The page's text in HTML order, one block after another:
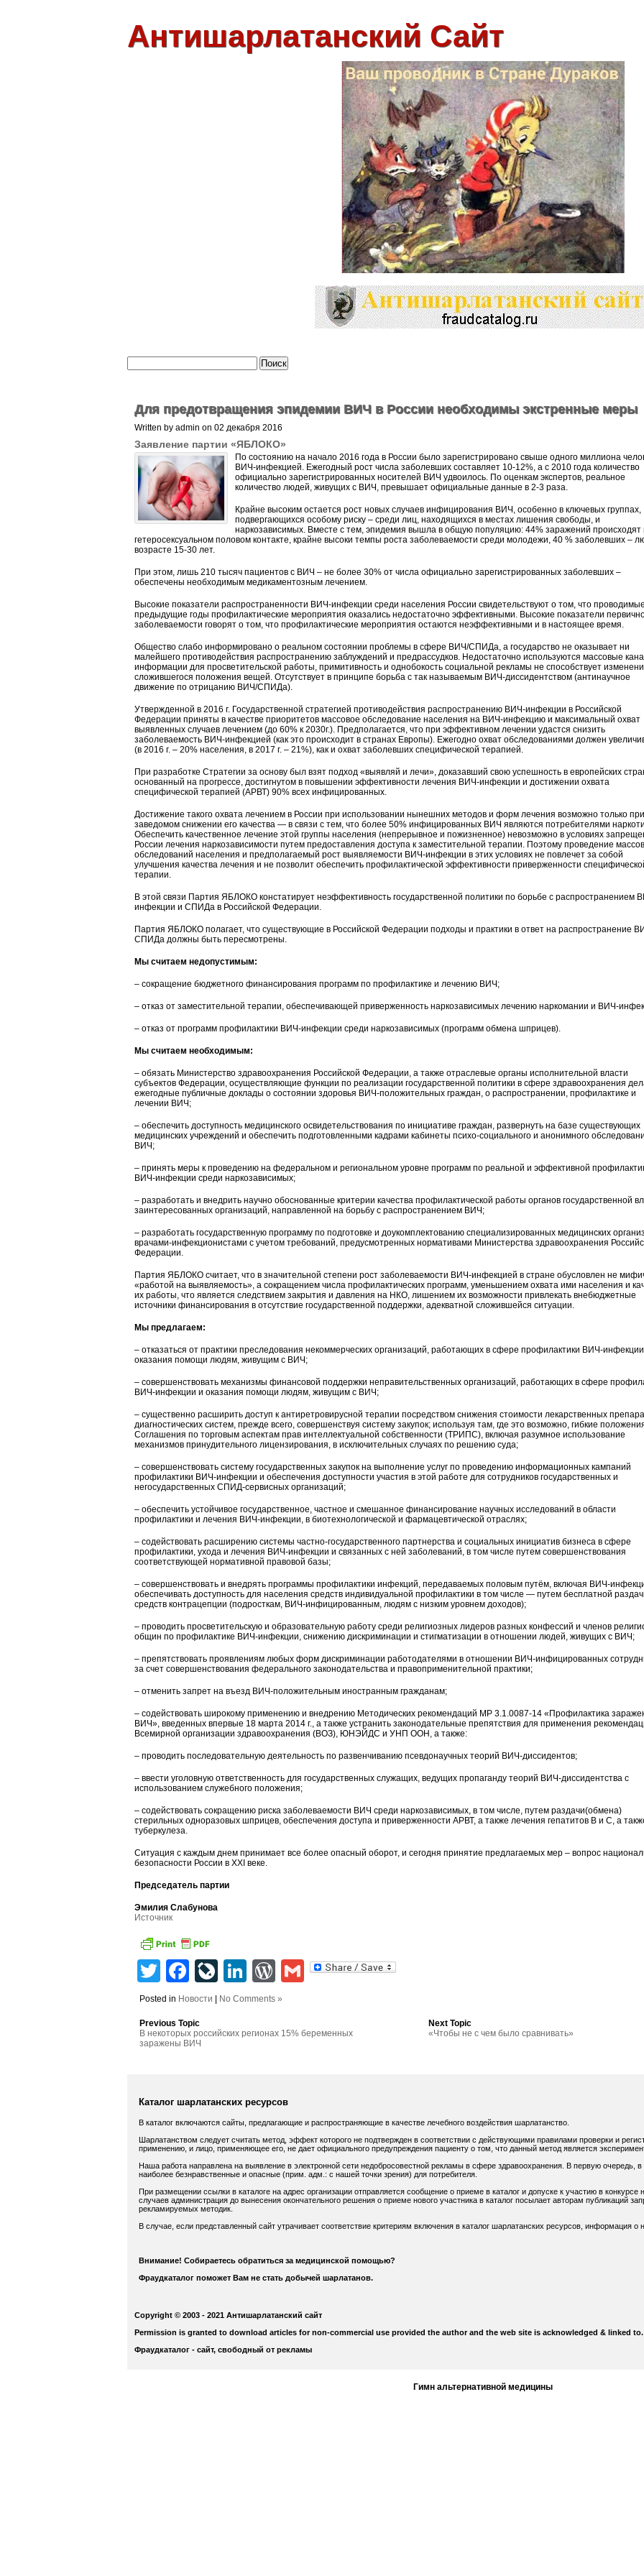
Антишарлатанский Сайт
Для предотвращения эпидемии ВИЧ в России необходимы экстренные меры
Written by admin on 02 декабря 2016
Заявление партии «ЯБЛОКО»
По состоянию на начало 2016 года в России было зарегистрировано свыше одного миллиона
ВИЧ-инфекцией. Ежегодный рост числа заболевших составляет 10-12%, а с 2010 года количество
официально зарегистрированных носителей ВИЧ удвоилось. По оценкам экспертов, реальное
количество людей, живущих с ВИЧ, превышает официальные данные в 2-3 раза.
Крайне высоким остается рост новых случаев инфицирования ВИЧ, особенно в ключевых группах,
подвергающихся особому риску – среди лиц, находящихся в местах лишения свободы, и
наркозависимых. Вместе с тем, эпидемия вышла в общую популяцию: 44% заражений происходят
гетеросексуальном половом контакте, крайне высоки темпы роста заболеваемости среди молодежи, 40 % заболевших –
возрасте 15-30 лет.
При этом, лишь 210 тысяч пациентов с ВИЧ – не более 30% от числа официально зарегистрированных заболевших –
обеспечены необходимым медикаментозным лечением.
Высокие показатели распространенности ВИЧ-инфекции среди населения России свидетельствуют о том, что
предыдущие годы профилактические мероприятия оказались недостаточно эффективными. Высокие показатели
заболеваемости говорят о том, что профилактические мероприятия остаются неэффективными и в настоящее время.
Общество слабо информировано о реальном состоянии проблемы в сфере ВИЧ/СПИДа, а государство не оказывает ни
малейшего противодействия распространению заблуждений и предрассудков. Недостаточно используются массовые
информации для просветительской работы, примитивность и однобокость социальной рекламы не способствует
сложившегося положения вещей. Отсутствует в принципе борьба с так называемым ВИЧ-диссидентством (антинаучное
движение по отрицанию ВИЧ/СПИДа).
Утвержденной в 2016 г. Государственной стратегией противодействия распространению ВИЧ-инфекции в Российской
Федерации приняты в качестве приоритетов массовое обследование населения на ВИЧ-инфекцию и максимальный охват
выявленных случаев лечением (до 60% к 2030г.). Предполагается, что при эффективном лечении удастся снизить
заболеваемость ВИЧ-инфекцией (как это происходит в странах Европы). Ежегодно охват обследованиями должен
(в 2016 г. – 20% населения, в 2017 г. – 21%), как и охват заболевших специфической терапией.
При разработке Стратегии за основу был взят подход «выявляй и лечи», доказавший свою успешность в европейских
основанный на прогрессе, достигнутом в повышении эффективности лечения ВИЧ-инфекции и достижении охвата
специфической терапией (АРВТ) 90% всех инфицированных.
Достижение такого охвата лечением в России при использовании нынешних методов и форм лечения возможно только при
заведомом снижении его качества — в связи с тем, что более 50% инфицированных ВИЧ являются потребителями
Обеспечить качественное лечение этой группы населения (непрерывное и пожизненное) невозможно в условиях
России лечения наркозависимости путем предоставления доступа к заместительной терапии. Поэтому проведение
обследований населения и предполагаемый рост выявляемости ВИЧ-инфекции в этих условиях не повлечет за собой
улучшения качества лечения и не позволит обеспечить профилактической эффективности приверженности
терапии.
В этой связи Партия ЯБЛОКО констатирует неэффективность государственной политики по борьбе с распространением
инфекции и СПИДа в Российской Федерации.
Партия ЯБЛОКО полагает, что существующие в Российской Федерации подходы и практики в ответ на распространение
СПИДа должны быть пересмотрены.
Мы считаем недопустимым:
– сокращение бюджетного финансирования программ по профилактике и лечению ВИЧ;
– отказ от заместительной терапии, обеспечивающей приверженность наркозависимых лечению наркомании и ВИЧ-
– отказ от программ профилактики ВИЧ-инфекции среди наркозависимых (программ обмена шприцев).
Мы считаем необходимым:
– обязать Министерство здравоохранения Российской Федерации, а также отраслевые органы исполнительной власти
субъектов Федерации, осуществляющие функции по реализации государственной политики в сфере здравоохранения
ежегодные публичные доклады о состоянии здоровья ВИЧ-положительных граждан, о распространении, профилактике и
лечении ВИЧ;
– обеспечить доступность медицинского освидетельствования по инициативе граждан, развернуть на базе существующих
медицинских учреждений и обеспечить подготовленными кадрами кабинеты психо-социального и анонимного
ВИЧ;
– принять меры к проведению на федеральном и региональном уровне программ по реальной и эффективной
ВИЧ-инфекции среди наркозависимых;
– разработать и внедрить научно обоснованные критерии качества профилактической работы органов государственной
заинтересованных организаций, направленной на борьбу с распространением ВИЧ;
– разработать государственную программу по подготовке и доукомплектованию специализированных медицинских
врачами-инфекционистами с учетом требований, предусмотренных нормативами Министерства здравоохранения
Федерации.
Партия ЯБЛОКО считает, что в значительной степени рост заболеваемости ВИЧ-инфекцией в стране обусловлен не
«работой на выявляемость», а сокращением числа профилактических программ, уменьшением охвата ими населения и
их работы, что является следствием закрытия и давления на НКО, лишением их возможности привлекать внебюджетные
источники финансирования в отсутствие государственной поддержки, адекватной сложившейся ситуации.
Мы предлагаем:
– отказаться от практики преследования некоммерческих организаций, работающих в сфере профилактики ВИЧ-
оказания помощи людям, живущим с ВИЧ;
– совершенствовать механизмы финансовой поддержки неправительственных организаций, работающих в сфере
ВИЧ-инфекции и оказания помощи людям, живущим с ВИЧ;
– существенно расширить доступ к антиретровирусной терапии посредством снижения стоимости лекарственных
диагностических систем, прежде всего, совершенствуя систему закупок; используя там, где это возможно, гибкие
Соглашения по торговым аспектам прав интеллектуальной собственности (ТРИПС), включая разумное использование
механизмов принудительного лицензирования, в исключительных случаях по решению суда;
– совершенствовать систему государственных закупок на выполнение услуг по проведению информационных кампаний
профилактики ВИЧ-инфекции и обеспечения доступности участия в этой работе для сотрудников государственных и
негосударственных СПИД-сервисных организаций;
– обеспечить устойчивое государственное, частное и смешанное финансирование научных исследований в области
профилактики и лечения ВИЧ-инфекции, в биотехнологической и фармацевтической отраслях;
– содействовать расширению системы частно-государственного партнерства и социальных инициатив бизнеса в сфере
профилактики, ухода и лечения ВИЧ-инфекции и связанных с ней заболеваний, в том числе путем совершенствования
соответствующей нормативной правовой базы;
– совершенствовать и внедрять программы профилактики инфекций, передаваемых половым путём, включая ВИЧ-
обеспечивать доступность для населения средств индивидуальной профилактики в том числе — путем бесплатной
средств контрацепции (подросткам, ВИЧ-инфицированным, людям с низким уровнем доходов);
– проводить просветительскую и образовательную работу среди религиозных лидеров разных конфессий и членов
общин по профилактике ВИЧ-инфекции, снижению дискриминации и стигматизации в отношении людей, живущих с ВИЧ;
– препятствовать проявлениям любых форм дискриминации работодателями в отношении ВИЧ-инфицированных
за счет совершенствования федерального законодательства и правоприменительной практики;
– отменить запрет на въезд ВИЧ-положительным иностранным гражданам;
– содействовать широкому применению и внедрению Методических рекомендаций МР 3.1.0087-14 «Профилактика
ВИЧ», введенных впервые 18 марта 2014 г., а также устранить законодательные препятствия для применения
Всемирной организации здравоохранения (ВОЗ), ЮНЭЙДС и УНП ООН, а также:
– проводить последовательную деятельность по развенчиванию псевдонаучных теорий ВИЧ-диссидентов;
– ввести уголовную ответственность для государственных служащих, ведущих пропаганду теорий ВИЧ-диссидентства с
использованием служебного положения;
– содействовать сокращению риска заболеваемости ВИЧ среди наркозависимых, в том числе, путем раздачи(обмена)
стерильных одноразовых шприцев, обеспечения доступа и приверженности АРВТ, а также лечения гепатитов В и С, а
туберкулеза.
Ситуация с каждым днем принимает все более опасный оборот, и сегодня принятие предлагаемых мер – вопрос
безопасности России в XXI веке.
Председатель партии
Эмилия Слабунова
Источник
TwitterFacebook
LiveJournal
LinkedIn
WordPress
Gmail
Posted in Новости No Comments »
Previous Topic
В некоторых российских регионах 15% беременных
заражены ВИЧ
Next Topic
«Чтобы не с чем было сравнивать»
Каталог шарлатанских ресурсов
В каталог включаются сайты, предлагающие и распространяющие в качестве лечебного воздействия шарлатанство.
Шарлатанством следует считать метод, эффект которого не подтвержден в соответствии с действующими правилами проверки и
применению, и лицо, применяющее его, не дает официального предупреждения пациенту о том, что данный метод является
Наша работа направлена на выявление в электронной сети недобросовестной рекламы в сфере здравоохранения. В первую очередь,
наиболее безнравственные и опасные (прим. адм.: с нашей точки зрения) для потребителя.
При размещении ссылки в каталоге на адрес организации отправляется сообщение о приеме в каталог и допуске к участию в конкурсе
случаев администрация до вынесения окончательного решения о приеме нового участника в каталог посылает авторам публикаций
рекламируемых методик.
В случае, если представленный сайт утрачивает соответствие критериям включения в каталог шарлатанских ресурсов, информация о
Внимание! Собираетесь обратиться за медицинской помощью?
Фраудкаталог поможет Вам не стать добычей шарлатанов.
Copyright © 2003 - 2021 Антишарлатанский сайт
Permission is granted to download articles for non-commercial use provided the author and the web site is acknowledged & linked to.
Фраудкаталог - сайт, свободный от рекламы
Гимн альтернативной медицины